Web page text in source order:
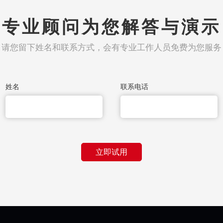
专业顾问为您解答与演示
请您留下姓名和联系方式，会有专业工作人员免费为您服务
姓名 联系电话
立即试用